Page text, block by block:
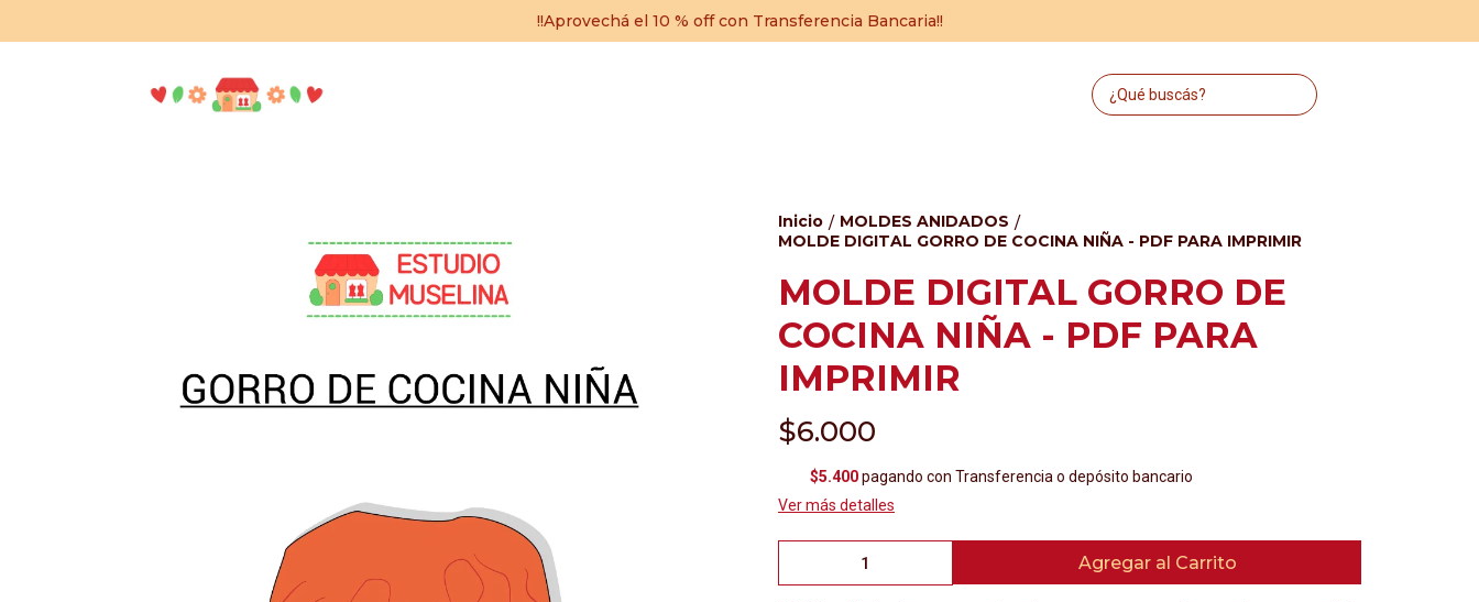
!!Aprovechá el 10 % off con Transferencia Bancaria!!
Inicio / MOLDES ANIDADOS /
MOLDE DIGITAL GORRO DE COCINA NIÑA - PDF PARA IMPRIMIR
MOLDE DIGITAL GORRO DE
COCINA NIÑA - PDF PARA
IMPRIMIR
$6.000
$5.400pagando con Transferencia o depósito bancario
Ver más detalles
Agregar al Carrito